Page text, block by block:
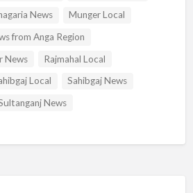
News
Munger Local
from Anga Region
News
Rajmahal Local
Local
Sahibgaj News
News